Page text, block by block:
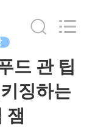
드 관 팁
징하는
잼